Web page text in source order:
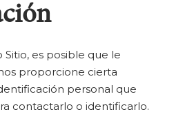
Sitio, es posible que le
proporcione cierta
personal que
contactarlo o identificarlo.